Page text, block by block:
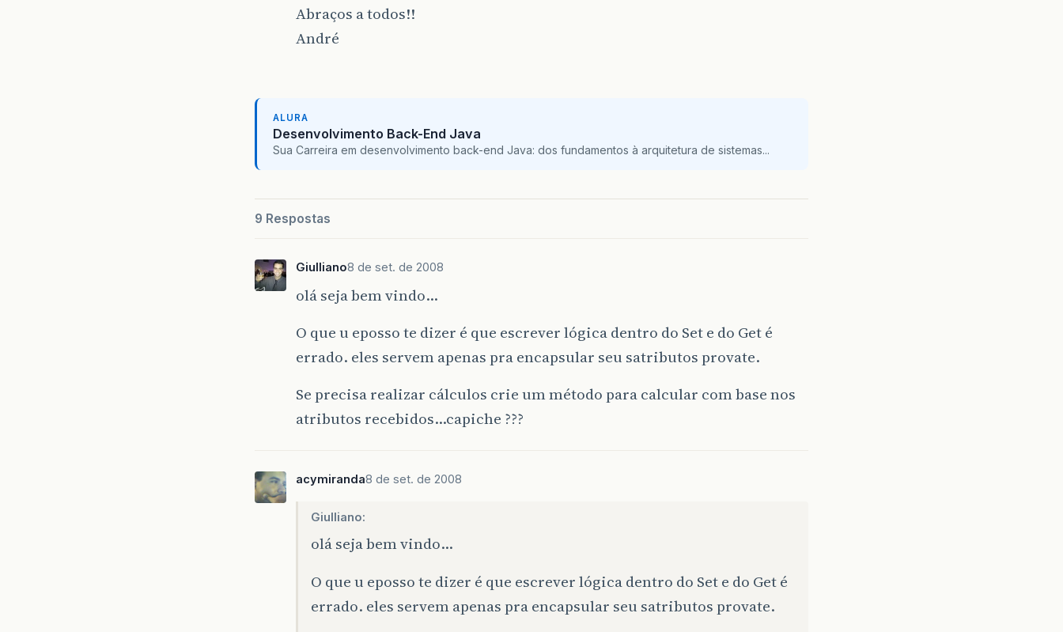
Abraços a todos!!
André
ALURA
Desenvolvimento Back-End Java
Sua Carreira em desenvolvimento back-end Java: dos fundamentos à arquitetura de sistemas...
9 Respostas
Giulliano8 de set. de 2008
olá seja bem vindo…
O que u eposso te dizer é que escrever lógica dentro do Set e do Get é
errado. eles servem apenas pra encapsular seu satributos provate.
Se precisa realizar cálculos crie um método para calcular com base nos
atributos recebidos…capiche ???
acymiranda8 de set. de 2008
Giulliano:
olá seja bem vindo…
O que u eposso te dizer é que escrever lógica dentro do Set e do Get é
errado. eles servem apenas pra encapsular seu satributos provate.